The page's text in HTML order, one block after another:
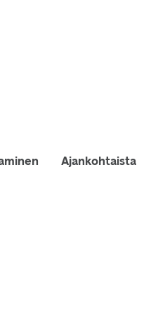
Ajankohtaista